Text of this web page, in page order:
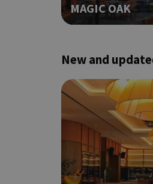
MAGIC OAK
New and